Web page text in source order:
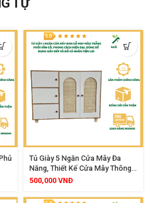
TỰ
Tủ Giày 5 Ngăn Cửa Mây Đa
Năng, Thiết Kế Cửa Mây Thông
Hơi, Gỗ MDF Chống Ẩm, Kích
500,000 VNĐ